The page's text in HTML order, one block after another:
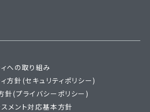
への取り組み
方針(セキュリティポリシー)
針(プライバシーポリシー)
メント対応基本方針